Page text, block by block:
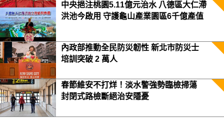
中央挹注桃園5.11億元治水 八德區大仁滯
洪池今啟用 守護龜山產業園區6千億產值
內政部推動全民防災韌性 新北市防災士
培訓突破 2 萬人
春節維安不打烊！淡水警強勢臨檢掃蕩
封閉式路檢斷絕治安隱憂